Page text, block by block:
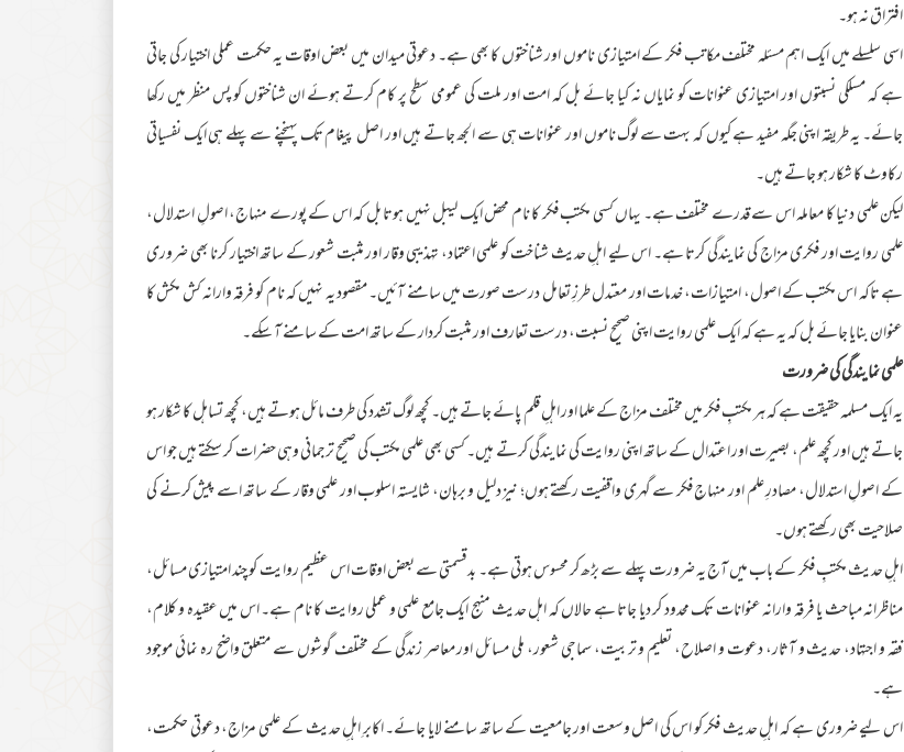
افتراق نہ ہو۔
اسی سلسلے میں ایک اہم مسئلہ مختلف مکاتب فکر کے امتیازی ناموں اور شناختوں کا بھی ہے۔ دعوتی میدان میں بعض اوقات یہ حکمت عملی اختیار کی جاتی
ہے کہ مسلکی نسبتوں اور امتیازی عنوانات کو نمایاں نہ کیا جائے بل کہ امت اور ملت کی عمومی سطح پر کام کرتے ہوئے ان شناختوں کو پس منظر میں رکھا
جائے۔ یہ طریقہ اپنی جگہ مفید ہے کیوں کہ بہت سے لوگ ناموں اور عنوانات ہی سے الجھ جاتے ہیں اور اصل پیغام تک پہنچنے سے پہلے ہی ایک نفسیاتی
رکاوٹ کا شکار ہو جاتے ہیں۔
لیکن علمی دنیا کا معاملہ اس سے قدرے مختلف ہے۔ یہاں کسی مکتب فکر کا نام محض ایک لیبل نہیں ہوتا بل کہ اس کے پورے منہاج، اصولِ استدلال،
علمی روایت اور فکری مزاج کی نمایندگی کرتا ہے۔ اس لیے اہلِ حدیث شناخت کو علمی اعتماد، تہذیبی وقار اور مثبت شعور کے ساتھ اختیار کرنا بھی ضروری
ہے تاکہ اس مکتب کے اصول، امتیازات، خدمات اور معتدل طرزِ تعامل درست صورت میں سامنے آئیں۔ مقصود یہ نہیں کہ نام کو فرقہ وارانہ کش مکش کا
عنوان بنایا جائے بل کہ یہ ہے کہ ایک علمی روایت اپنی صحیح نسبت، درست تعارف اور مثبت کردار کے ساتھ امت کے سامنے آ سکے۔
علمی نمایندگی کی ضرورت
یہ ایک مسلمہ حقیقت ہے کہ ہر مکتبِ فکر میں مختلف مزاج کے علما اور اہلِ قلم پائے جاتے ہیں۔ کچھ لوگ تشدد کی طرف مائل ہوتے ہیں، کچھ تساہل کا شکار ہو
جاتے ہیں اور کچھ علم، بصیرت اور اعتدال کے ساتھ اپنی روایت کی نمایندگی کرتے ہیں۔ کسی بھی علمی مکتب کی صحیح ترجمانی وہی حضرات کر سکتے ہیں جو اس
کے اصولِ استدلال، مصادرِ علم اور منہاجِ فکر سے گہری واقفیت رکھتے ہوں؛ نیز دلیل و برہان، شایستہ اسلوب اور علمی وقار کے ساتھ اسے پیش کرنے کی
صلاحیت بھی رکھتے ہوں۔
اہلِ حدیث مکتبِ فکر کے باب میں آج یہ ضرورت پہلے سے بڑھ کر محسوس ہوتی ہے۔ بدقسمتی سے بعض اوقات اس عظیم روایت کو چند امتیازی مسائل،
مناظرانہ مباحث یا فرقہ وارانہ عنوانات تک محدود کر دیا جاتا ہے حالاں کہ اہل حدیث منہج ایک جامع علمی و عملی روایت کا نام ہے۔ اس میں عقیدہ و کلام،
فقہ و اجتہاد، حدیث و آثار، دعوت و اصلاح، تعلیم و تربیت، سماجی شعور، ملی مسائل اور معاصر زندگی کے مختلف گوشوں سے متعلق واضح رہ نمائی موجود
ہے۔
اس لیے ضروری ہے کہ اہلِ حدیث فکر کو اس کی اصل وسعت اور جامعیت کے ساتھ سامنے لایا جائے۔ اکابرِ اہلِ حدیث کے علمی مزاج، دعوتی حکمت،